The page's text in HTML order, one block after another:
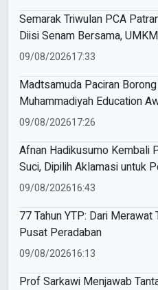
Semarak Triwulan PCA
Diisi Senam Bersama,
Pemeriksaan Kesehatan,
09/08/202617:33
Madtsamuda Paciran
Muhammadiyah Education
09/08/202617:26
Afnan Hadikusumo Kembali
Suci, Dipilih Aklamasi untuk
2031
09/08/202616:43
77 Tahun YTP: Dari Merawat
Pusat Peradaban
09/08/202616:13
Prof Sarkawi Menjawab